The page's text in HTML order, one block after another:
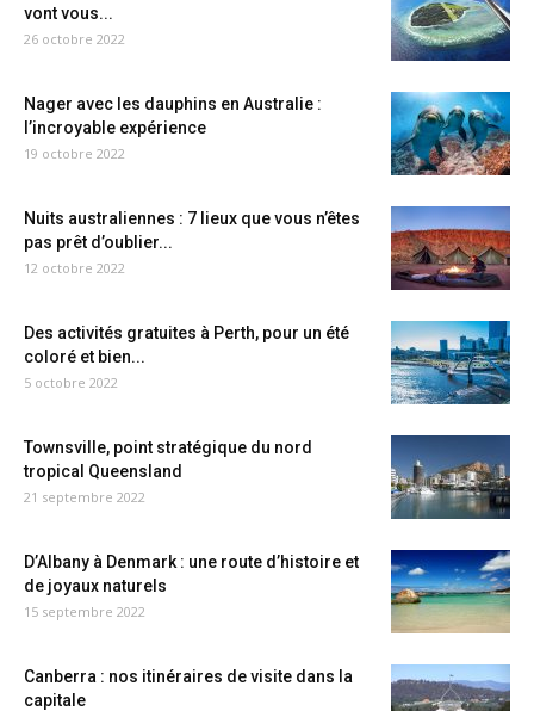
vont vous...
26 octobre 2022
Nager avec les dauphins en Australie :
l’incroyable expérience
19 octobre 2022
Nuits australiennes : 7 lieux que vous n’êtes
pas prêt d’oublier...
12 octobre 2022
Des activités gratuites à Perth, pour un été
coloré et bien...
5 octobre 2022
Townsville, point stratégique du nord
tropical Queensland
21 septembre 2022
D’Albany à Denmark : une route d’histoire et
de joyaux naturels
15 septembre 2022
Canberra : nos itinéraires de visite dans la
capitale